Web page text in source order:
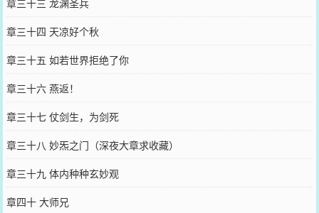
章三十四 天凉好个秋
章三十五 如若世界拒绝了你
章三十六 燕返！
章三十七 仗剑生，为剑死
章三十八 妙炁之门（深夜大章求收藏）
章三十九 体内种种玄妙观
章四十 大师兄